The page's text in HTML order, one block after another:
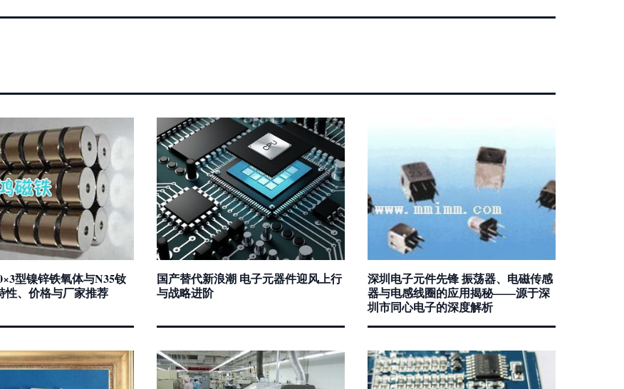
型镍锌铁氧体与N35钕
性、价格与厂家推荐
国产替代新浪潮 电子元器件迎风上行
与战略进阶
深圳电子元件先锋 振荡器、电磁传感
器与电感线圈的应用揭秘——源于深
圳市同心电子的深度解析